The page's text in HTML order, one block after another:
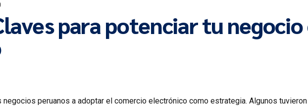
para potenciar tu
negocios peruanos a adoptar el comercio electrónico como estrategia. Algunos